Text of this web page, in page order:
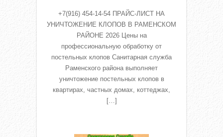
+7(916) 454-14-54 ПРАЙС-ЛИСТ НА
УНИЧТОЖЕНИЕ КЛОПОВ В РАМЕНСКОМ
РАЙОНЕ 2026 Цены на
профессиональную обработку от
постельных клопов Санитарная служба
Раменского района выполняет
уничтожение постельных клопов в
квартирах, частных домах, коттеджах,
[…]